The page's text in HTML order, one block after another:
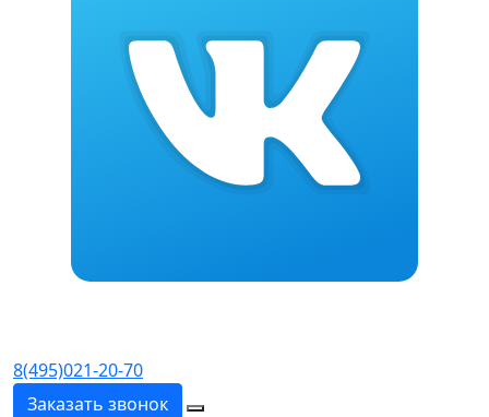
8(495)021-20-70
Заказать звонок